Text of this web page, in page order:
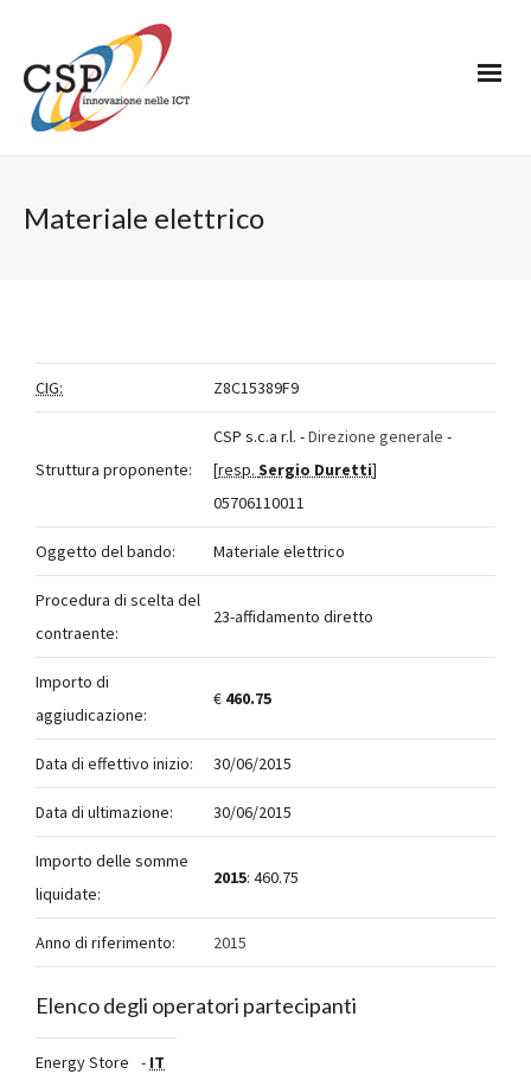
Materiale elettrico
CIG: Z8C15389F9
Struttura proponente:
CSP s.c.a r.l. -Direzione generale -
[resp. Sergio Duretti]
05706110011
Oggetto del bando: Materiale elettrico
Procedura di scelta del
contraente:
23-affidamento diretto
Importo di
aggiudicazione:
€ 460.75
Data di effettivo inizio: 30/06/2015
Data di ultimazione: 30/06/2015
Importo delle somme
liquidate:
2015: 460.75
Anno di riferimento: 2015
Elenco degli operatori partecipanti
Energy Store - IT